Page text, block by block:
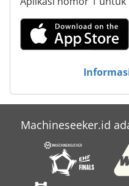
Machineseeker.id